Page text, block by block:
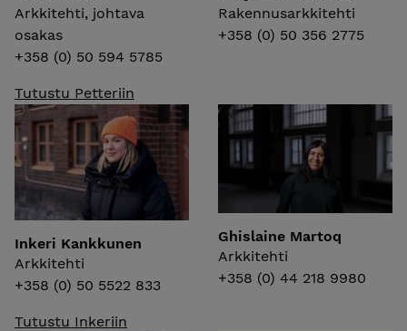
Arkkitehti, johtava
osakas
+358 (0) 50 594 5785
Tutustu Petteriin
Rakennusarkkitehti
+358 (0) 50 356 2775
Inkeri Kankkunen
Arkkitehti
+358 (0) 50 5522 833
Tutustu Inkeriin
Ghislaine Martoq
Arkkitehti
+358 (0) 44 218 9980